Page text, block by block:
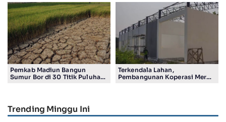
Pemkab Madiun Bangun
Sumur Bor di 30 Titik Puluhan
Terkendala Lahan,
Pembangunan Koperasi Merah
Trending Minggu Ini